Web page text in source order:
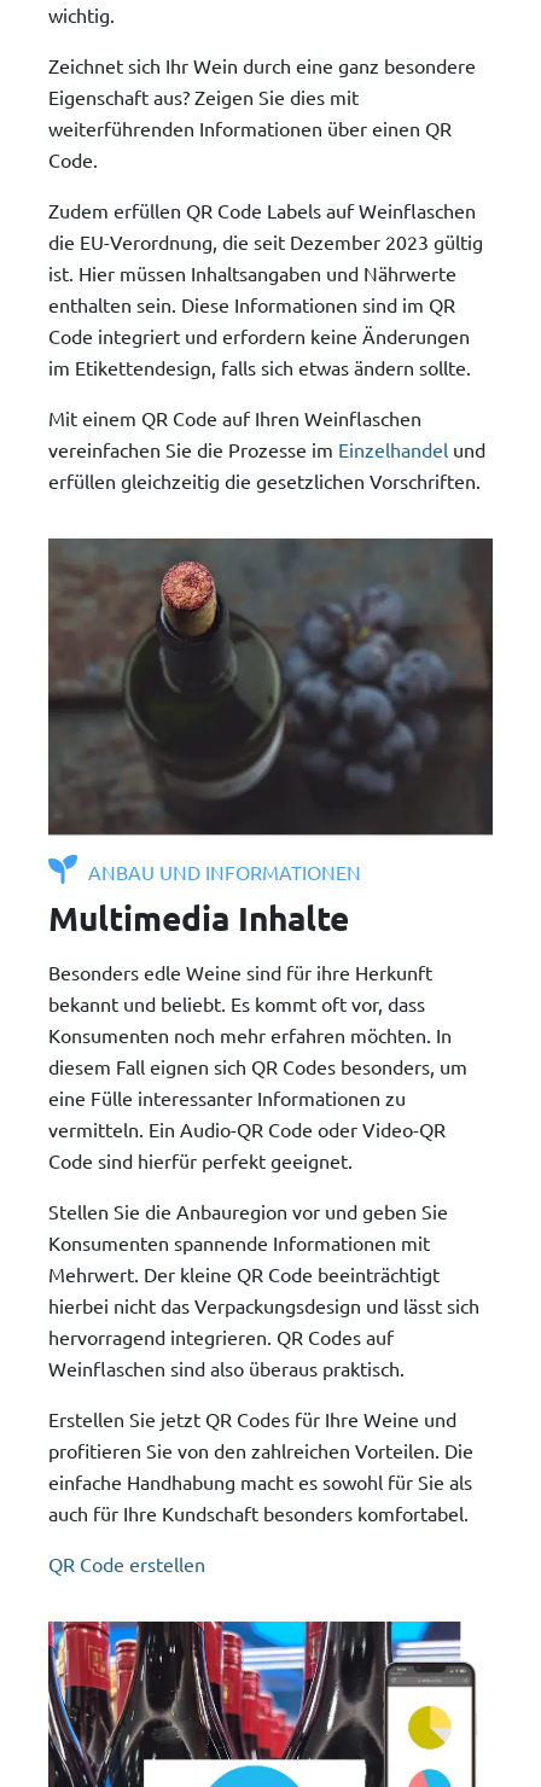
wichtig.
Zeichnet sich Ihr Wein durch eine ganz besondere
Eigenschaft aus? Zeigen Sie dies mit
weiterführenden Informationen über einen QR
Code.
Zudem erfüllen QR Code Labels auf Weinflaschen
die EU-Verordnung, die seit Dezember 2023 gültig
ist. Hier müssen Inhaltsangaben und Nährwerte
enthalten sein. Diese Informationen sind im QR
Code integriert und erfordern keine Änderungen
im Etikettendesign, falls sich etwas ändern sollte.
Mit einem QR Code auf Ihren Weinflaschen
vereinfachen Sie die Prozesse im Einzelhandel und
erfüllen gleichzeitig die gesetzlichen Vorschriften.
ANBAU UND INFORMATIONEN
Multimedia Inhalte
Besonders edle Weine sind für ihre Herkunft
bekannt und beliebt. Es kommt oft vor, dass
Konsumenten noch mehr erfahren möchten. In
diesem Fall eignen sich QR Codes besonders, um
eine Fülle interessanter Informationen zu
vermitteln. Ein Audio-QR Code oder Video-QR
Code sind hierfür perfekt geeignet.
Stellen Sie die Anbauregion vor und geben Sie
Konsumenten spannende Informationen mit
Mehrwert. Der kleine QR Code beeinträchtigt
hierbei nicht das Verpackungsdesign und lässt sich
hervorragend integrieren. QR Codes auf
Weinflaschen sind also überaus praktisch.
Erstellen Sie jetzt QR Codes für Ihre Weine und
profitieren Sie von den zahlreichen Vorteilen. Die
einfache Handhabung macht es sowohl für Sie als
auch für Ihre Kundschaft besonders komfortabel.
QR Code erstellen